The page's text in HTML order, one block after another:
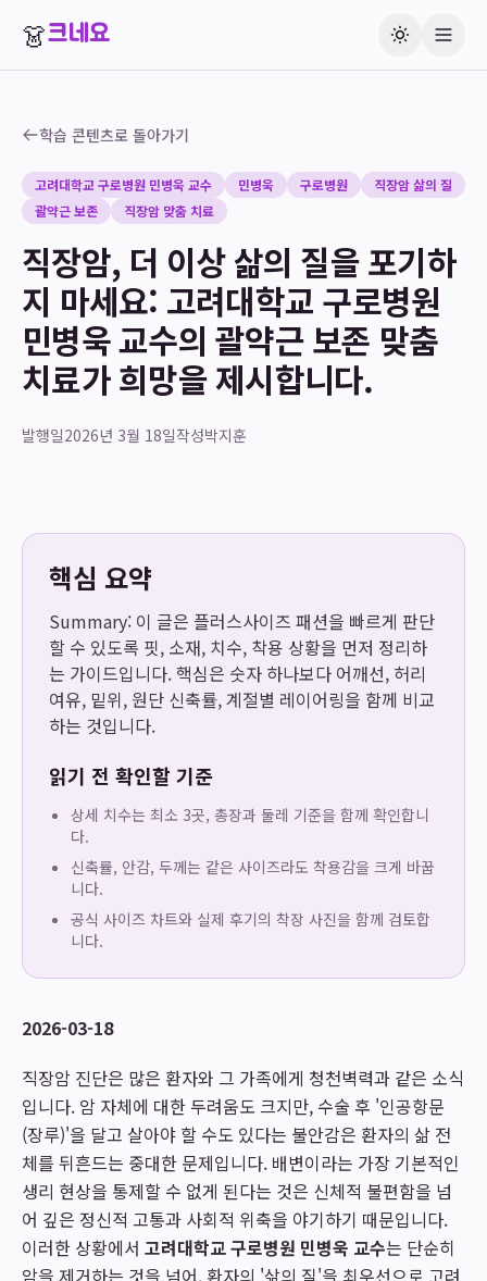
👗크네요
학습 콘텐츠로 돌아가기
고려대학교 구로병원 민병욱 교수 민병욱 구로병원
직장암 삶의 질
괄약근 보존
직장암 맞춤 치료
직장암, 더 이상 삶의 질을 포기하
지 마세요: 고려대학교 구로병원
민병욱 교수의 괄약근 보존 맞춤
치료가 희망을 제시합니다.
발행일2026년 3월 18일작성박지훈
핵심 요약
Summary: 이 글은 플러스사이즈 패션을 빠르게 판단
할 수 있도록 핏, 소재, 치수, 착용 상황을 먼저 정리하
는 가이드입니다. 핵심은 숫자 하나보다 어깨선, 허리
여유, 밑위, 원단 신축률, 계절별 레이어링을 함께 비교
하는 것입니다.
읽기 전 확인할 기준
상세 치수는 최소 3곳, 총장과 둘레 기준을 함께 확인합니
다.
신축률, 안감, 두께는 같은 사이즈라도 착용감을 크게 바꿉
니다.
공식 사이즈 차트와 실제 후기의 착장 사진을 함께 검토합
니다.
2026-03-18
직장암 진단은 많은 환자와 그 가족에게 청천벽력과 같은 소식
입니다. 암 자체에 대한 두려움도 크지만, 수술 후 '인공항문
(장루)'을 달고 살아야 할 수도 있다는 불안감은 환자의 삶 전
체를 뒤흔드는 중대한 문제입니다. 배변이라는 가장 기본적인
생리 현상을 통제할 수 없게 된다는 것은 신체적 불편함을 넘
어 깊은 정신적 고통과 사회적 위축을 야기하기 때문입니다.
이러한 상황에서 고려대학교 구로병원 민병욱 교수는 단순히
암을 제거하는 것을 넘어, 환자의 '삶의 질'을 최우선으로 고려